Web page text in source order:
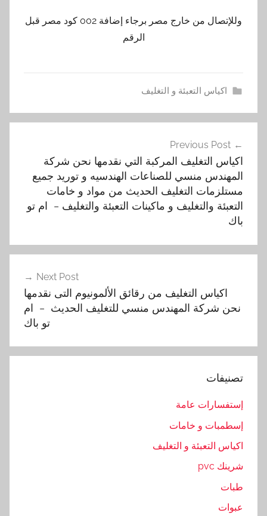
وللإتصال من خارج مصر برجاء إضافة 002 كود مصر قبل
الرقم
اكياس التعبئة و التغليف
ا
ا
س
,
أ
م
ل
غ
ل
ي
ا
المقالات
Previous Post
اكياس التغليف المركبة التي نقدمها نحن شركة
المهندس منسي للصناعات الهندسيه و توريد جميع
مستلزمات التغليف الحديث من مواد و خامات
التعبئة والتغليف و ماكينات التعبئة والتغليف – ام تو
باك
Next Post
اكياس التغليف من رقائق الألمونيوم التى نقدمها
نحن شركة المهندس منسي للتغليف الحديث – ام
تو باك
تصنيفات
إستفسارات عامة
إسطمبات و خامات
اكياس التعبئة و التغليف
شرينك pvc
طبات
عبوات